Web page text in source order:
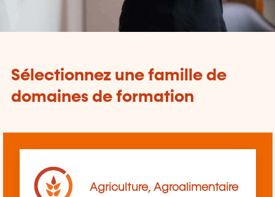
Sélectionnez une famille de
domaines de formation
Agriculture, Agroalimentaire